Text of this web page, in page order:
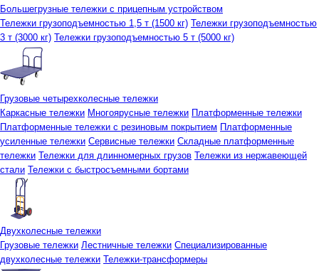
Большегрузные тележки с прицепным устройством
Тележки грузоподъемностью 1,5 т (1500 кг) Тележки грузоподъемностью
3 т (3000 кг) Тележки грузоподъемностью 5 т (5000 кг)
Грузовые четырехколесные тележки
Каркасные тележки Многоярусные тележки Платформенные тележки
Платформенные тележки с резиновым покрытием Платформенные
усиленные тележки Сервисные тележки Складные платформенные
тележки Тележки для длинномерных грузов Тележки из нержавеющей
стали Тележки с быстросъемными бортами
Двухколесные тележки
Грузовые тележки Лестничные тележки Специализированные
двухколесные тележки Тележки-трансформеры